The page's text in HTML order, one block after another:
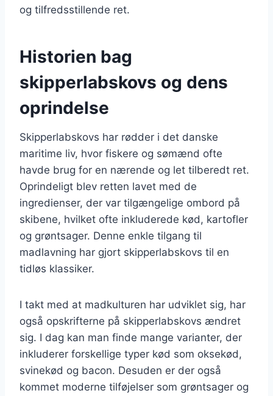
og tilfredsstillende ret.
Historien bag
skipperlabskovs og dens
oprindelse
Skipperlabskovs har rødder i det danske
maritime liv, hvor fiskere og sømænd ofte
havde brug for en nærende og let tilberedt ret.
Oprindeligt blev retten lavet med de
ingredienser, der var tilgængelige ombord på
skibene, hvilket ofte inkluderede kød, kartofler
og grøntsager. Denne enkle tilgang til
madlavning har gjort skipperlabskovs til en
tidløs klassiker.
I takt med at madkulturen har udviklet sig, har
også opskrifterne på skipperlabskovs ændret
sig. I dag kan man finde mange varianter, der
inkluderer forskellige typer kød som oksekød,
svinekød og bacon. Desuden er der også
kommet moderne tilføjelser som grøntsager og